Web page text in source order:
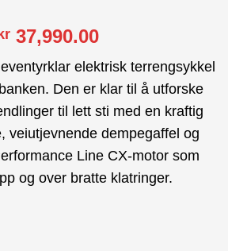
var:
kr 42,499.00.
kr 37,990.00Nåværende
er:
kr 37,990.00.
elektrisk terrengsykkel
Den er klar til å utforske
til lett sti med en kraftig
veiutjevnende dempegaffel og
Line CX-motor som
og over bratte klatringer.